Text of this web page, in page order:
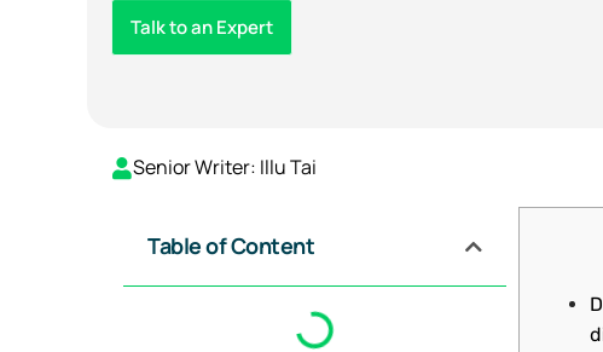
Talk to an Expert
Senior Writer: Illu Tai
Table of Content